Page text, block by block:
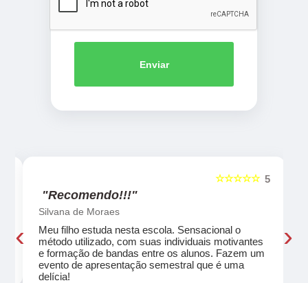
Enviar
5
☆☆☆☆☆
"Recomendo!!!"
Silvana de Moraes
Meu filho estuda nesta escola. Sensacional o
método utilizado, com suas individuais motivantes
e formação de bandas entre os alunos. Fazem um
evento de apresentação semestral que é uma
delícia!
‹ ›